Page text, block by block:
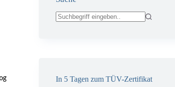
In 5 Tagen zum TÜV-Zertifikat